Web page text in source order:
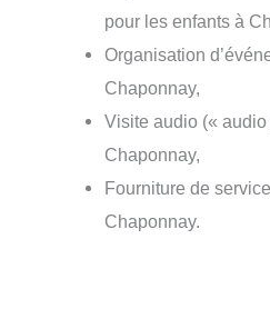
pour les enfants à
Organisation
Chaponnay,
Visite audio («
Chaponnay,
Fourniture de
Chaponnay.